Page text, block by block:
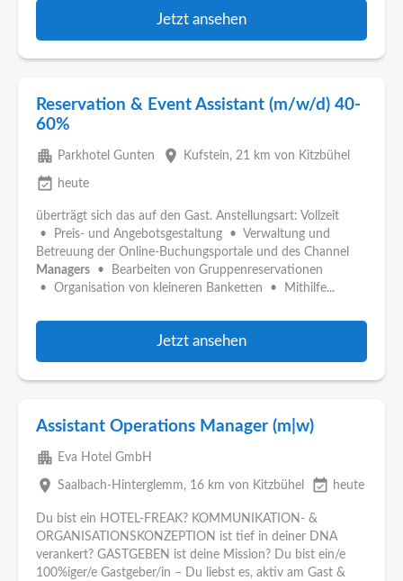
Jetzt ansehen
Reservation & Event Assistant (m/w/d) 40-
60%
apartment Parkhotel Gunten place Kufstein, 21 km von Kitzbühel
event_available heute
überträgt sich das auf den Gast. Anstellungsart: Vollzeit
• Preis- und Angebotsgestaltung • Verwaltung und
Betreuung der Online-Buchungsportale und des Channel
Managers • Bearbeiten von Gruppenreservationen
• Organisation von kleineren Banketten • Mithilfe...
Jetzt ansehen
Assistant Operations Manager (m|w)
apartment Eva Hotel GmbH
place Saalbach-Hinterglemm, 16 km von Kitzbühel event_available heute
Du bist ein HOTEL-FREAK? KOMMUNIKATION- &
ORGANISATIONSKONZEPTION ist tief in deiner DNA
verankert? GASTGEBEN ist deine Mission? Du bist ein/e
100%iger/e Gastgeber/in – Du liebst es, aktiv am Gast &